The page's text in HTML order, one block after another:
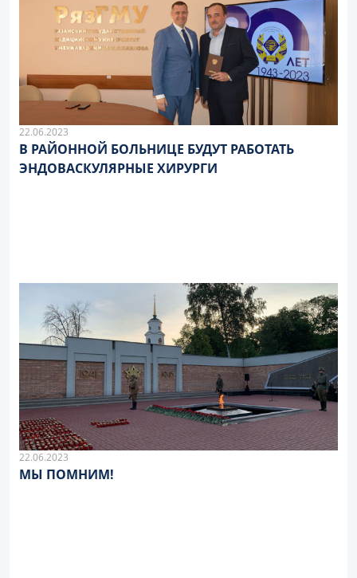
22.06.2023
В РАЙОННОЙ БОЛЬНИЦЕ БУДУТ РАБОТАТЬ
ЭНДОВАСКУЛЯРНЫЕ ХИРУРГИ
22.06.2023
МЫ ПОМНИМ!